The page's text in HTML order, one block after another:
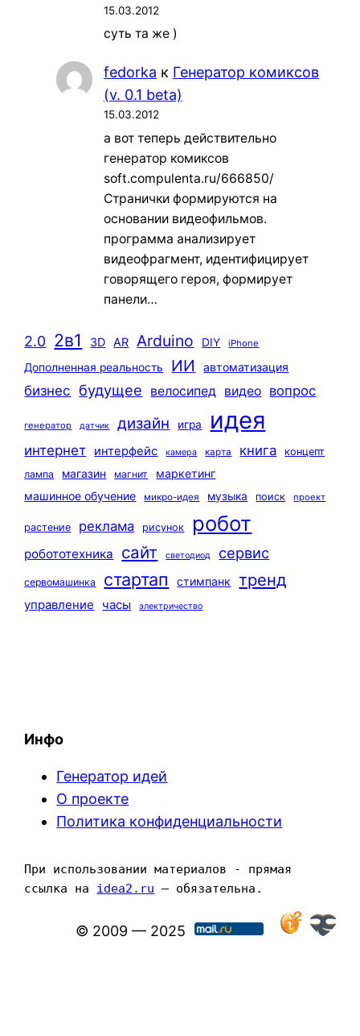
15.03.2012
суть та же )
fedorka к Генератор комиксов
(v. 0.1 beta)
15.03.2012
а вот теперь действительно
генератор комиксов
soft.compulenta.ru/666850/
Странички формируются на
основании видеофильмов.
программа анализирует
видеофрагмент, идентифицирует
говорящего героя, формирует
панели…
2.0 2в1 3D AR Arduino DIY iPhone
Дополненная реальность ИИ автоматизация
бизнес будущее велосипед видео вопрос
генератор датчик дизайн игра идея
интернет интерфейс камера карта книга
концепт
лампа
магазин магнит
маркетинг
машинное обучение
микро-идея музыка поиск проект
растение реклама рисунок робот
робототехника сайт светодиод сервис
сервомашинка стартап стимпанк тренд
управление часы электричество
Инфо
Генератор идей
О проекте
Политика конфиденциальности
При использовании материалов - прямая
ссылка на idea2.ru — обязательна.
© 2009 — 2025